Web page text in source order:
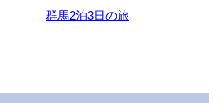
群馬2泊3日の旅